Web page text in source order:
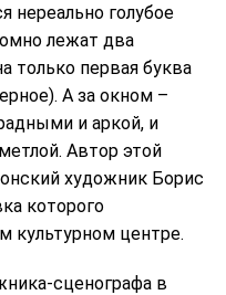
нереально голубое
лежат два
только первая буква
А за окном –
и аркой, и
Автор этой
художник Борис
которого
культурном центре.
сценографа в